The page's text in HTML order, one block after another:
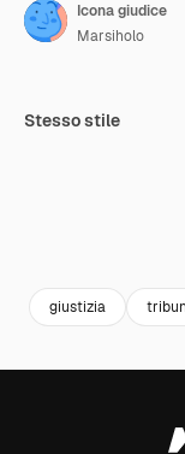
Icona giudice
Marsiholo
Stesso stile
giustizia